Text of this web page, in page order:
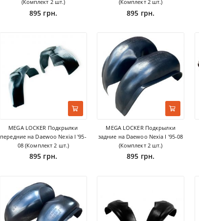
(Комплект 2 шт.)
895 грн.
(Комплект 2 шт.)
895 грн.
MEGA LOCKER Подкрылки
передние на Daewoo Nexia I '95-
08 (Комплект 2 шт.)
895 грн.
MEGA LOCKER Подкрылки
задние на Daewoo Nexia I '95-08
(Комплект 2 шт.)
895 грн.